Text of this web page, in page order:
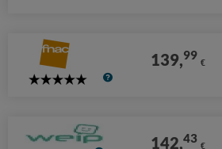
5
139,99 €
142,43 €